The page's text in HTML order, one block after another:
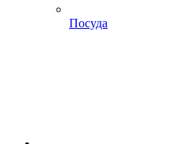
Посуда